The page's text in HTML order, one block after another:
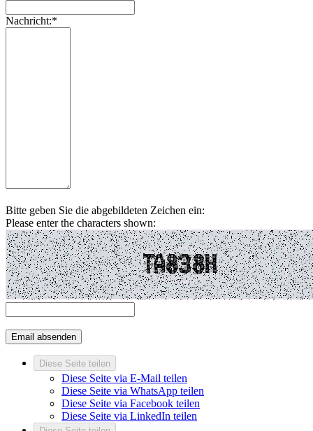
Nachricht:*
Bitte geben Sie die abgebildeten Zeichen ein:
Please enter the characters shown:
Diese Seite teilen
Diese Seite via E-Mail teilen
Diese Seite via WhatsApp teilen
Diese Seite via Facebook teilen
Diese Seite via LinkedIn teilen